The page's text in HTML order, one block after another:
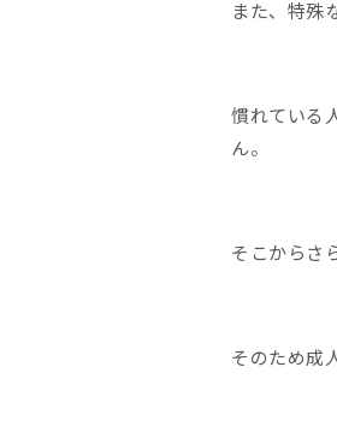
また、特殊
慣れている
ん。
そこからさ
そのため成